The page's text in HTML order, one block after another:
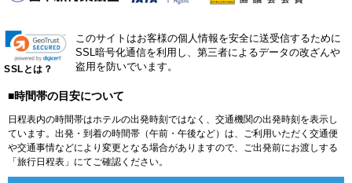
SSLとは？
このサイトはお客様の個人情報を安全に送受信するために
SSL暗号化通信を利用し、第三者によるデータの改ざんや
盗用を防いでいます。
■時間帯の目安について
日程表内の時間帯はホテルの出発時刻ではなく、交通機関の出発時刻を表示し
ています。出発・到着の時間帯（午前・午後など）は、ご利用いただく交通便
や交通事情などにより変更となる場合がありますので、ご出発前にお渡しする
「旅行日程表」にてご確認ください。